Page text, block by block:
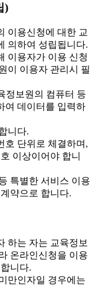
)
이용신청에 대한 교
의하여 성립됩니다.
이용자가 이용 신청
이 이용자 관리시 필
정보원의 컴퓨터 등
여 데이터를 입력하
니다.
단위로 체결하며,
이상이어야 합니
특별한 서비스 이용
약으로 합니다.
하는 자는 교육정보
온라인신청을 이용
니다.
만인자일 경우에는